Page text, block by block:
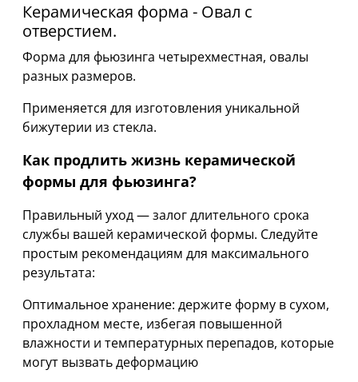
Керамическая форма - Овал с
отверстием.
Форма для фьюзинга четырехместная, овалы
разных размеров.
Применяется для изготовления уникальной
бижутерии из стекла.
Как продлить жизнь керамической
формы для фьюзинга?
Правильный уход — залог длительного срока
службы вашей керамической формы. Следуйте
простым рекомендациям для максимального
результата:
Оптимальное хранение: держите форму в сухом,
прохладном месте, избегая повышенной
влажности и температурных перепадов, которые
могут вызвать деформацию